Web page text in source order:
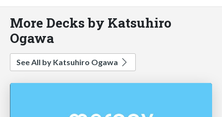
More Decks by Katsuhiro
Ogawa
See All by Katsuhiro Ogawa